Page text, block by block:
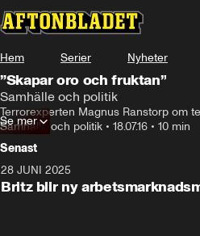
Hem Serier Nyheter
”Skapar oro och fruktan”
Samhälle och politik
Terrorexperten Magnus Ranstorp om
Samhälle och politik • 18.07.16 • 10 min
Se mer
Senast
28 JUNI 2025
Britz blir ny